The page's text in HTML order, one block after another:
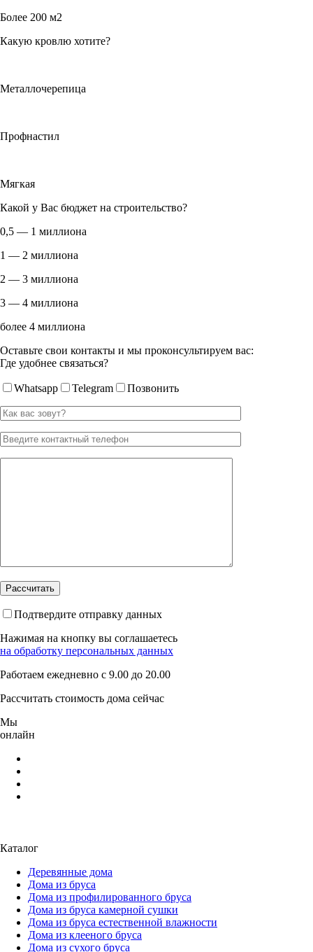
Более 200 м2
Какую кровлю хотите?
Металлочерепица
Профнастил
Мягкая
Какой у Вас бюджет на строительство?
0,5 — 1 миллиона
1 — 2 миллиона
2 — 3 миллиона
3 — 4 миллиона
более 4 миллиона
Оставьте свои контакты и мы проконсультируем вас:
Где удобнее связаться?
Whatsapp Telegram Позвонить
Подтвердите отправку данных
Нажимая на кнопку вы соглашаетесь
на обработку персональных данных
Работаем ежедневно с 9.00 до 20.00
Рассчитать стоимость дома сейчас
Мы
онлайн
Каталог
Деревянные дома
Дома из бруса
Дома из профилированного бруса
Дома из бруса камерной сушки
Дома из бруса естественной влажности
Дома из клееного бруса
Дома из сухого бруса